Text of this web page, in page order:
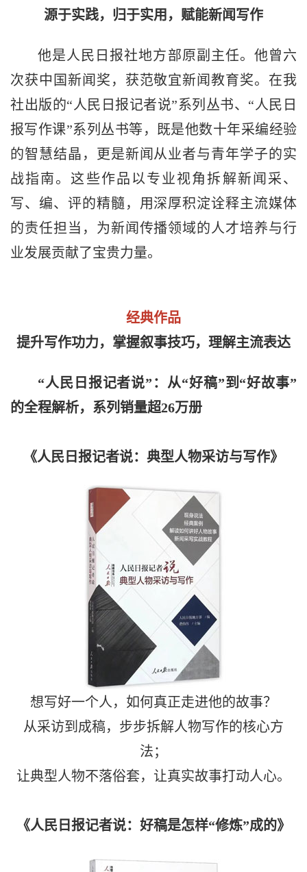
源于实践，归于实用，赋能新闻写作
他是人民日报社地方部原副主任。他曾六
次获中国新闻奖，获范敬宜新闻教育奖。在我
社出版的“人民日报记者说”系列丛书、“人民日
报写作课”系列丛书等，既是他数十年采编经验
的智慧结晶，更是新闻从业者与青年学子的实
战指南。这些作品以专业视角拆解新闻采、
写、编、评的精髓，用深厚积淀诠释主流媒体
的责任担当，为新闻传播领域的人才培养与行
业发展贡献了宝贵力量。
经典作品
提升写作功力，掌握叙事技巧，理解主流表达
“人民日报记者说”：从“好稿”到“好故事”
的全程解析，系列销量超26万册
《人民日报记者说：典型人物采访与写作》
想写好一个人，如何真正走进他的故事？
从采访到成稿，步步拆解人物写作的核心方
法；
让典型人物不落俗套，让真实故事打动人心。
《人民日报记者说：好稿是怎样“修炼”成的》